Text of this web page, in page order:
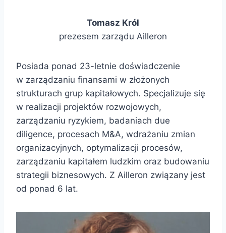
Tomasz Król
prezesem zarządu Ailleron
Posiada ponad 23-letnie doświadczenie
w zarządzaniu finansami w złożonych
strukturach grup kapitałowych. Specjalizuje się
w realizacji projektów rozwojowych,
zarządzaniu ryzykiem, badaniach due
diligence, procesach M&A, wdrażaniu zmian
organizacyjnych, optymalizacji procesów,
zarządzaniu kapitałem ludzkim oraz budowaniu
strategii biznesowych. Z Ailleron związany jest
od ponad 6 lat.